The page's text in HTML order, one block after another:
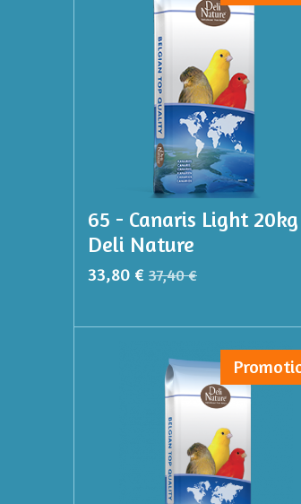
65 - Canaris Light 20kg
Deli Nature
33,80 € 37,40 €